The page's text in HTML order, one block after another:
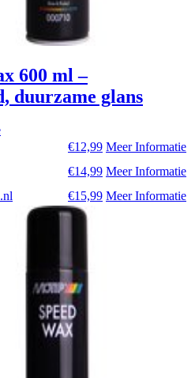
600 ml –
duurzame glans
€12,99 Meer Informatie
€14,99 Meer Informatie
€15,99 Meer Informatie